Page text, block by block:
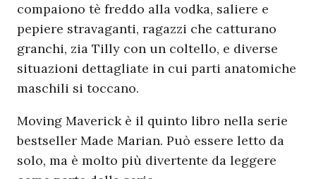
compaiono tè freddo alla vodka, saliere e
pepiere stravaganti, ragazzi che catturano
granchi, zia Tilly con un coltello, e diverse
situazioni dettagliate in cui parti anatomiche
maschili si toccano.
Moving Maverick è il quinto libro nella serie
bestseller Made Marian. Può essere letto da
solo, ma è molto più divertente da leggere